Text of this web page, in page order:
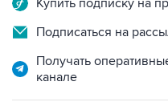
Купить подписку на
Подписаться на
Получать
канале